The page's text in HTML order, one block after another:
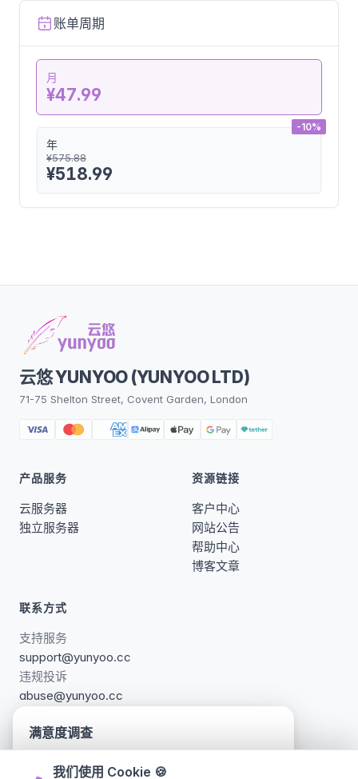
账单周期
月
¥47.99
年
¥575.88
¥518.99
-10%
云悠 YUNYOO (YUNYOO LTD)
71-75 Shelton Street, Covent Garden, London
产品服务
云服务器
独立服务器
资源链接
客户中心
网站公告
帮助中心
博客文章
联系方式
支持服务
support@yunyoo.cc
违规投诉
abuse@yunyoo.cc
更多联系方式 →
我们使用 Cookie 🍪
满意度调查